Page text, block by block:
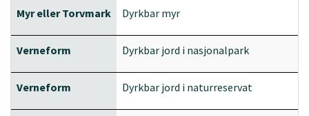
Myr eller Torvmark Dyrkbar myr
Verneform Dyrkbar jord i nasjonalpark
Verneform Dyrkbar jord i naturreservat